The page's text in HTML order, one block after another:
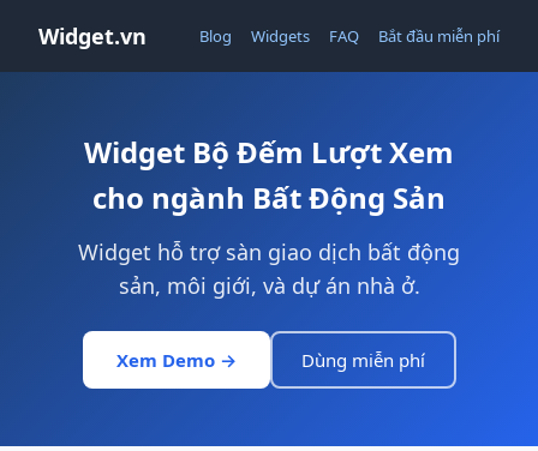
Widget.vn Blog Widgets FAQ Bắt đầu miễn phí
Widget Bộ Đếm Lượt Xem
cho ngành Bất Động Sản
Widget hỗ trợ sàn giao dịch bất động
sản, môi giới, và dự án nhà ở.
Xem Demo → Dùng miễn phí